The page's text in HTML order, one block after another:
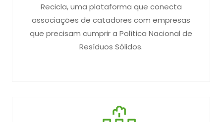
Recicla, uma plataforma que conecta
associações de catadores com empresas
que precisam cumprir a Política Nacional de
Resíduos Sólidos.